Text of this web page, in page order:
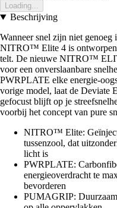
Loading...
Beschrijving
Wanneer snel zijn niet
NITRO™ Elite 4 is ontworpen
telt. De nieuwe NITRO™
voor een onverslaanbare
PWRPLATE elke energie-
vorige model, laat de Deviate
gefocust blijft op je
voorbij het concept van pure
NITRO™ Elite:
tussenzool, dat
licht is
PWRPLATE:
energieoverdracht te
bevorderen
PUMAGRIP: